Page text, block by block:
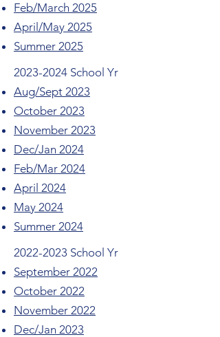
Feb/March 2025
April/May 2025
Summer 2025
2023-2024 School Yr
Aug/Sept 2023
October 2023
November 2023
Dec/Jan 2024
Feb/Mar 2024
April 2024
May 2024
Summer 2024
2022-2023 School Yr
September 2022
October 2022
November 2022
Dec/Jan 2023